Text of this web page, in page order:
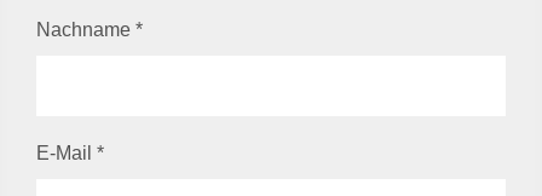
Nachname *
E-Mail *